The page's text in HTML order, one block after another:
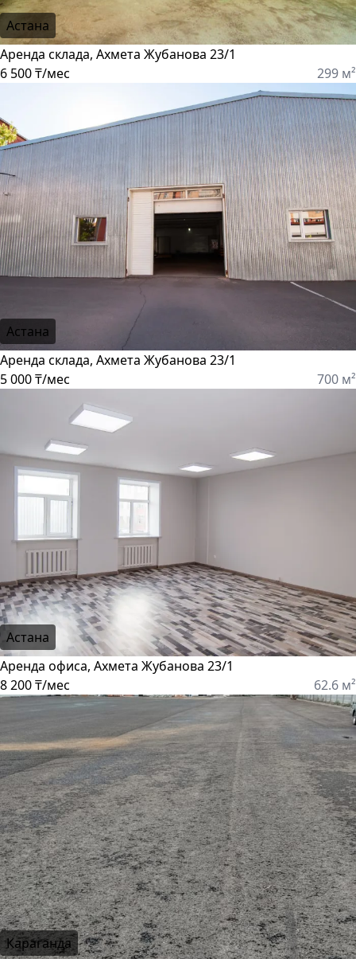
Астана
Аренда склада, Ахмета Жубанова 23/1
6 500 ₸/мес
299 м²
Астана
Аренда склада, Ахмета Жубанова 23/1
5 000 ₸/мес
700 м²
Астана
Аренда офиса, Ахмета Жубанова 23/1
8 200 ₸/мес
62.6 м²
Караганда